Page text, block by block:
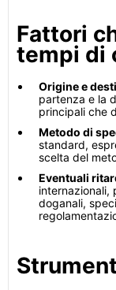
Fattori
tempi di
Origine e
partenza e la
principali che
Metodo di
standard,
scelta del
Eventuali
internazionali,
doganali,